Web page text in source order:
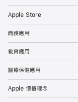
Apple Store
商務應用
教育應用
醫療保健應用
Apple 價值理念